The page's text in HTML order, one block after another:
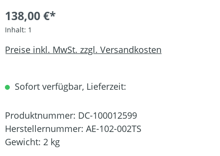
138,00 €*
Inhalt: 1
Preise inkl. MwSt. zzgl. Versandkosten
Sofort verfügbar, Lieferzeit:
Produktnummer: DC-100012599
Herstellernummer: AE-102-002TS
Gewicht: 2 kg